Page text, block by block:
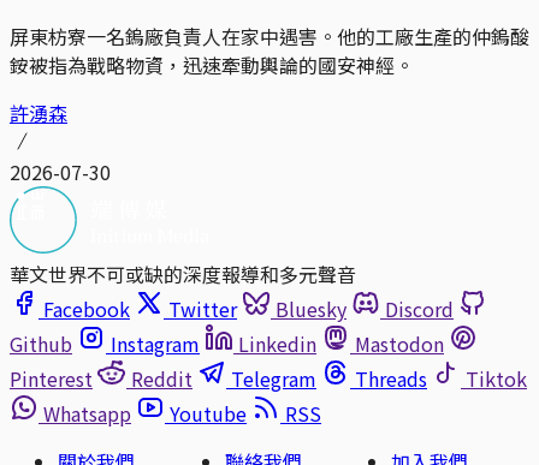
屏東枋寮一名鎢廠負責人在家中遇害。他的工廠生產的仲鎢酸
銨被指為戰略物資，迅速牽動輿論的國安神經。
許湧森
2026-07-30
華文世界不可或缺的深度報導和多元聲音
Facebook
Twitter Bluesky
Discord
Github
Instagram Linkedin
Mastodon
Pinterest
Reddit Telegram Threads
Tiktok
Whatsapp
Youtube
RSS